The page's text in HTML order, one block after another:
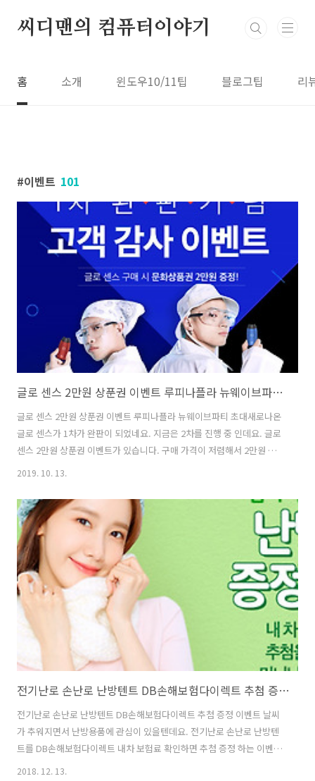
씨디맨의 컴퓨터이야기
홈 소개 윈도우10/11팁 블로그팁 리
이벤트 101
글로 센스 2만원 상푼권 이벤트 루피나플라 뉴웨이브파티 초대
글로 센스 2만원 상푼권 이벤트 루피나플라 뉴웨이브파티 초대새로나온
글로 센스가 1차가 완판이 되었네요. 지금은 2차를 진행 중 인데요. 글로
센스 2만원 상푼권 이벤트가 있습니다. 구매 가격이 저렴해서 2만원 문
화상품권이 제공되는 터라 거의 공짜로 구매가 가능 한데요. 루피나플라
글로 센스 구매한 분들은 응모가 가능합니다. 글로 센스 1차 완판 기념 고
객 감사 이벤트가 진행 중 인데요. 글로 센스 구매시 문화상품권 2만원을
증정하고 있습니다. 이벤트 페이지에서 보면 글로센스와 Loopy & nafla
가 같이 만든 비디오도 볼 수 있습니다. 여러가지 컬러로 글로 센스가 나
왔는데 그것을 강조하고 젊은 이미지를 강조한 느낌이 있습니다. 문..
2019. 10. 13.
전기난로 손난로 난방텐트 DB손해보험다이렉트 추첨 증정 이벤트
전기난로 손난로 난방텐트 DB손해보험다이렉트 추첨 증정 이벤트 날씨
가 추워지면서 난방용품에 관심이 있을텐데요. 전기난로 손난로 난방텐
트를 DB손해보험다이렉트 내차 보험료 확인하면 추첨 증정 하는 이벤트
를 한다고 하네요. 보험료도 알아보고 자동으로 추첨이벤트에 신청하는
2018. 12. 13.